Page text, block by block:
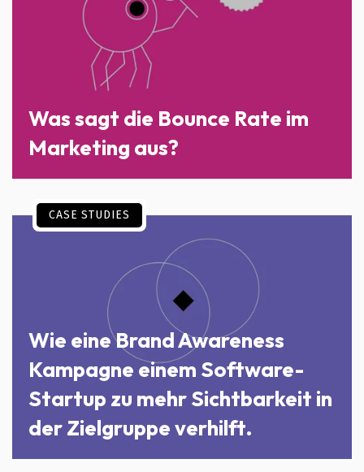
Was sagt die Bounce Rate im
Marketing aus?
Wie eine Brand Awareness
Kampagne einem Software-
Startup zu mehr Sichtbarkeit in
der Zielgruppe verhilft.
CASE STUDIES